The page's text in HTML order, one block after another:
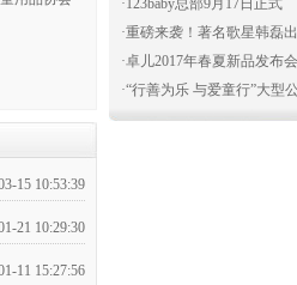
15 10:53:39
21 10:29:30
11 15:27:56
·123baby总部9月17日正式
·重磅来袭！著名歌星韩磊
·卓儿2017年春夏新品发布
·“行善为乐 与爱童行”大型